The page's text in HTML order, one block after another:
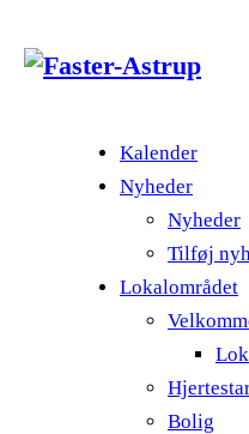
Kalender
Nyheder
Nyheder
Tilføj
Lokalområdet
Bolig